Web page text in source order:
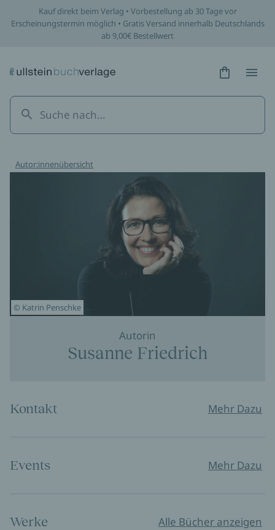
Kauf direkt beim Verlag • Vorbestellung ab 30 Tage vor
Erscheinungstermin möglich • Gratis Versand innerhalb Deutschlands
ab 9,00€ Bestellwert
Hidden
Autor:innenübersicht
© Katrin Penschke
Autorin
Susanne Friedrich
Kontakt Mehr Dazu
Events Mehr Dazu
Werke Alle Bücher anzeigen